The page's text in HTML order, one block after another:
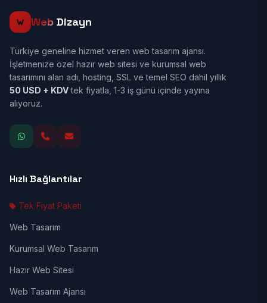
Web Dizayn
Türkiye geneline hizmet veren web tasarım ajansı.
İşletmenize özel hazır web sitesi ve kurumsal web
tasarımını alan adı, hosting, SSL ve temel SEO dahil yıllık
50 USD + KDVtek fiyatla, 1-3 iş günü içinde yayına
alıyoruz.
Hızlı Bağlantılar
Tek Fiyat Paketi
Web Tasarım
Kurumsal Web Tasarım
Hazır Web Sitesi
Web Tasarım Ajansı